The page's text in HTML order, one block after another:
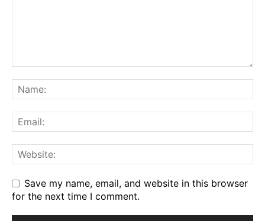
Save my name, email, and website in this browser
for the next time I comment.